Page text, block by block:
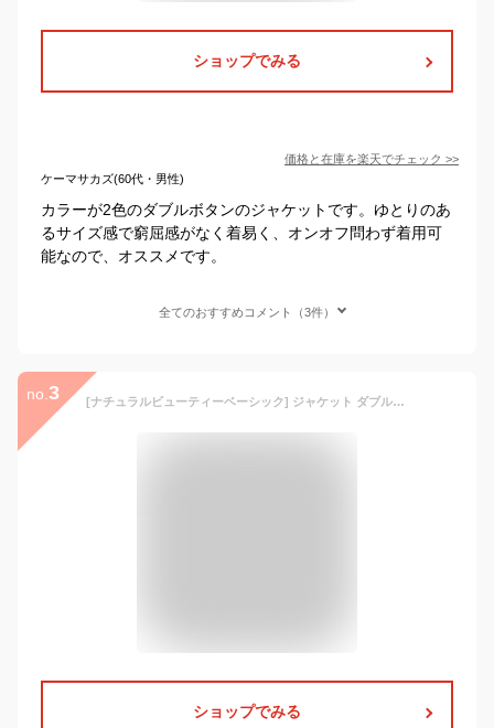
ショップでみる
価格と在庫を楽天でチェック >>
ケーマサカズ(60代・男性)
カラーが2色のダブルボタンのジャケットです。ゆとりのあ
るサイズ感で窮屈感がなく着易く、オンオフ問わず着用可
能なので、オススメです。
全てのおすすめコメント（3件）
no. 3 [ナチュラルビューティーベーシック] ジャケット ダブルブレストジャケット レディース 017-2255903 ネイビー S
ショップでみる